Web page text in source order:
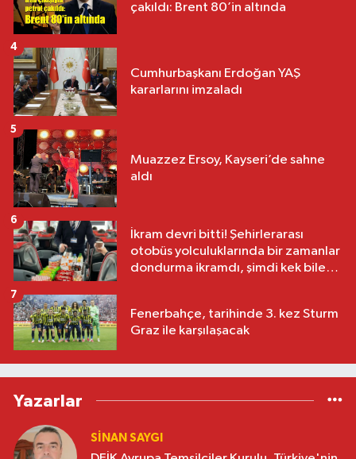
çakıldı: Brent 80’in altında
Cumhurbaşkanı Erdoğan YAŞ
kararlarını imzaladı
4
Muazzez Ersoy, Kayseri’de sahne
aldı
5
İkram devri bitti! Şehirlerarası
otobüs yolculuklarında bir zamanlar
dondurma ikramdı, şimdi kek bile
6
Fenerbahçe, tarihinde 3. kez Sturm
Graz ile karşılaşacak
7
Yazarlar
SINAN SAYGI